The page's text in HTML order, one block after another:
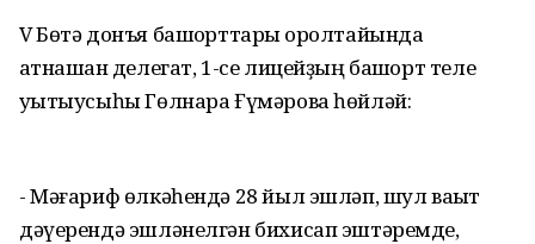
V Бөтә донъя башҡорттары ҡоролтайында
ҡатнашҡан делегат, 1-се лицейҙың башҡорт теле
уҡытыусыһы Гөлнара Ғүмәрова һөйләй:
- Мәғариф өлкәһендә 28 йыл эшләп, шул ваҡыт
дәүерендә эшләнелгән бихисап эштәремде,